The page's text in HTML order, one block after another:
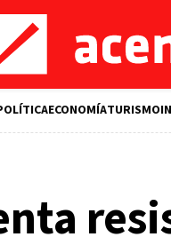
ECONOMÍATURISMO